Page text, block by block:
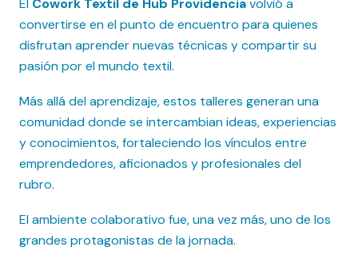
El Cowork Textil de Hub Providenciavolvió a
convertirse en el punto de encuentro para quienes
disfrutan aprender nuevas técnicas y compartir su
pasión por el mundo textil.
Más allá del aprendizaje, estos talleres generan una
comunidad donde se intercambian ideas, experiencias
y conocimientos, fortaleciendo los vínculos entre
emprendedores, aficionados y profesionales del
rubro.
El ambiente colaborativo fue, una vez más, uno de los
grandes protagonistas de la jornada.